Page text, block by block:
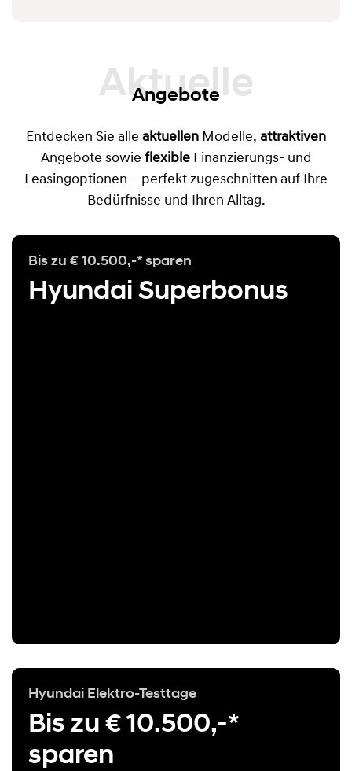
Aktuelle
Angebote
Entdecken Sie alle aktuellen Modelle, attraktiven
Angebote sowie flexible Finanzierungs- und
Leasingoptionen – perfekt zugeschnitten auf Ihre
Bedürfnisse und Ihren Alltag.
Bis zu € 10.500,-* sparen
Hyundai Superbonus
Hyundai Elektro-Testtage
Bis zu € 10.500,-*
sparen